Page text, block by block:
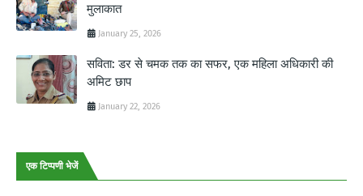
मुलाकात
January 25, 2026
सविता: डर से चमक तक का सफर, एक महिला अधिकारी की
अमिट छाप
January 22, 2026
एक टिप्पणी भेजें